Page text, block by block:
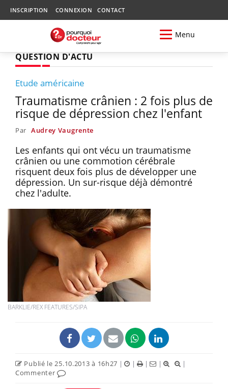
INSCRIPTION CONNEXION CONTACT
Menu
QUESTION D'ACTU
Etude américaine
Traumatisme crânien : 2 fois plus de
risque de dépression chez l'enfant
Par Audrey Vaugrente
Les enfants qui ont vécu un traumatisme
crânien ou une commotion cérébrale
risquent deux fois plus de développer une
dépression. Un sur-risque déjà démontré
chez l'adulte.
BARKLIE/REX FEATURES/SIPA
Publié le 25.10.2013 à 16h27 | | | |
|
Commenter